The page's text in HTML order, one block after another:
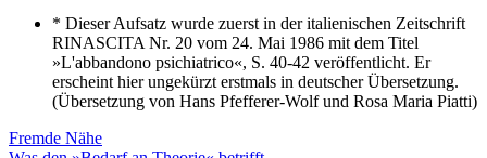
* Dieser Aufsatz wurde zuerst in der italienischen Zeitschrift
RINASCITA Nr. 20 vom 24. Mai 1986 mit dem Titel
»L'abbandono psichiatrico«, S. 40-42 veröffentlicht. Er
erscheint hier ungekürzt erstmals in deutscher Übersetzung.
(Übersetzung von Hans Pfefferer-Wolf und Rosa Maria Piatti)
Fremde Nähe